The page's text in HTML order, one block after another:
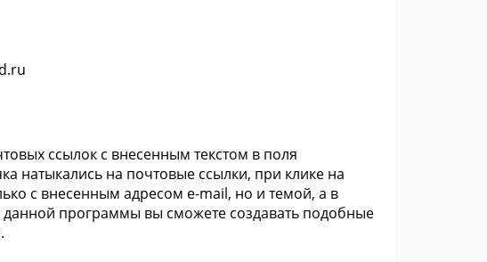
ссылок с внесенным текстом в поля
натыкались на почтовые ссылки, при клике на
с внесенным адресом e-mail, но и темой, а в
программы вы сможете создавать подобные